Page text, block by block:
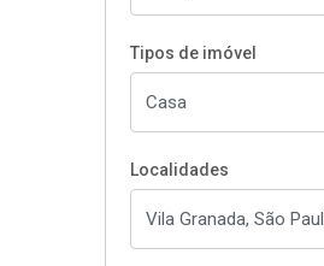
Tipos de imóvel
Localidades